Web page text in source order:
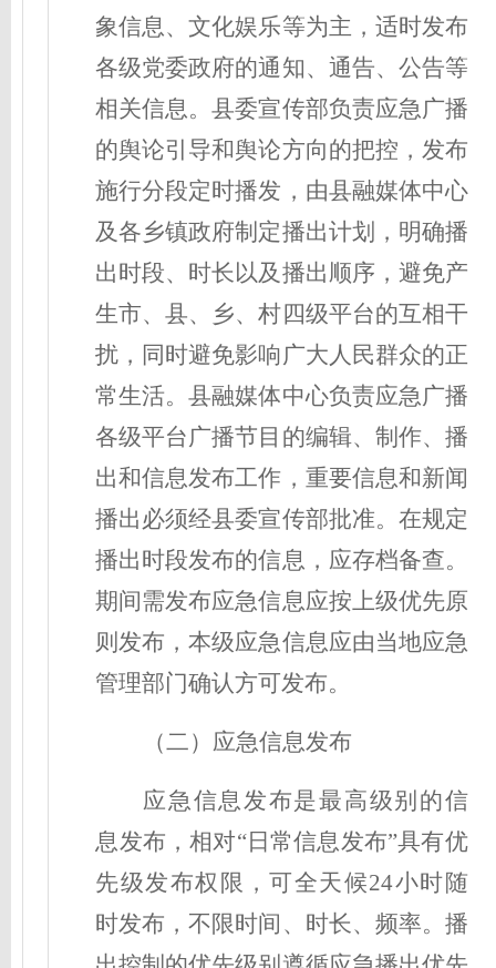
象信息、文化娱乐等为主，适时发布
各级党委政府的通知、通告、公告等
相关信息。县委宣传部负责应急广播
的舆论引导和舆论方向的把控，发布
施行分段定时播发，由县融媒体中心
及各乡镇政府制定播出计划，明确播
出时段、时长以及播出顺序，避免产
生市、县、乡、村四级平台的互相干
扰，同时避免影响广大人民群众的正
常生活。县融媒体中心负责应急广播
各级平台广播节目的编辑、制作、播
出和信息发布工作，重要信息和新闻
播出必须经县委宣传部批准。在规定
播出时段发布的信息，应存档备查。
期间需发布应急信息应按上级优先原
则发布，本级应急信息应由当地应急
管理部门确认方可发布。
（二）应急信息发布
应急信息发布是最高级别的信
息发布，相对“日常信息发布”具有优
先级发布权限，可全天候24小时随
时发布，不限时间、时长、频率。播